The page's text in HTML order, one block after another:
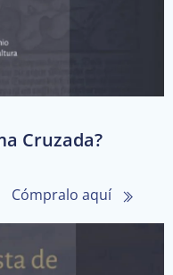
Cruzada?
Cómpralo aquí